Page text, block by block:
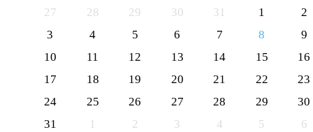
27 28 29 30 31 1
2
3
4 5 6 7 8
9
10
11 12 13 14 15
16
17
18 19 20 21 22
23
24
25 26 27 28 29
30
31
1 2 3 4 5 6